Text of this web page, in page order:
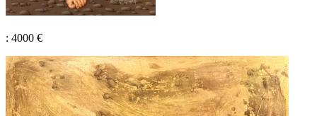
: 4000 €